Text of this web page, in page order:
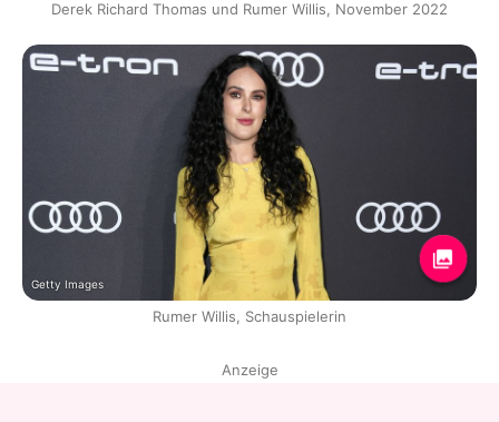
Derek Richard Thomas und Rumer Willis, November 2022
Getty Images
Rumer Willis, Schauspielerin
Anzeige